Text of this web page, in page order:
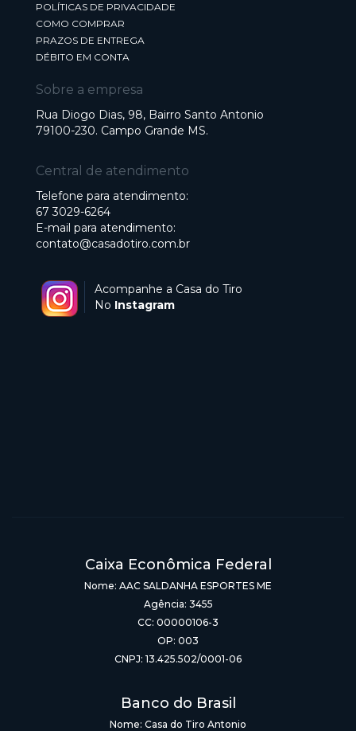
POLÍTICAS DE PRIVACIDADE
COMO COMPRAR
PRAZOS DE ENTREGA
DÉBITO EM CONTA
Sobre a empresa
Rua Diogo Dias, 98, Bairro Santo Antonio
79100-230. Campo Grande MS.
Central de atendimento
Telefone para atendimento:
67 3029-6264
E-mail para atendimento:
contato@casadotiro.com.br
Acompanhe a Casa do Tiro
No Instagram
Caixa Econômica Federal
Nome: AAC SALDANHA ESPORTES ME
Agência: 3455
CC: 00000106-3
OP: 003
CNPJ: 13.425.502/0001-06
Banco do Brasil
Nome: Casa do Tiro Antonio